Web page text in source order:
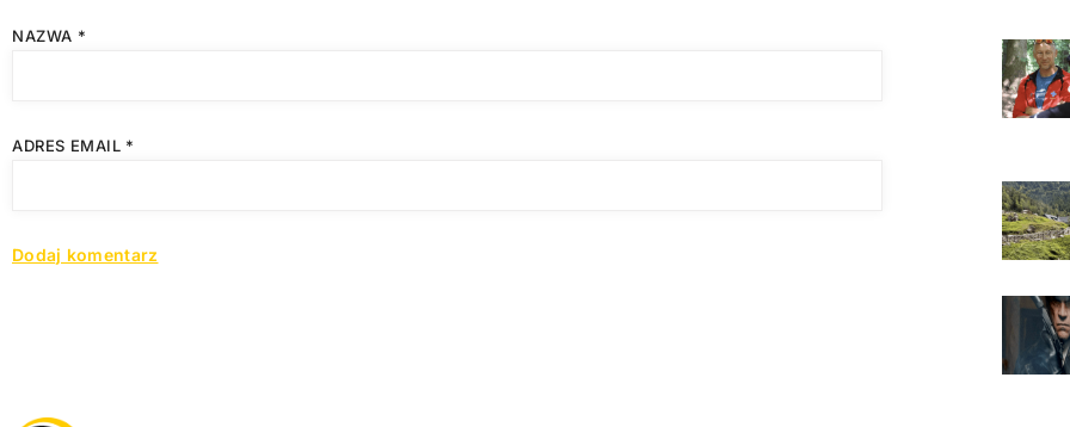
NAZWA *
ADRES EMAIL *